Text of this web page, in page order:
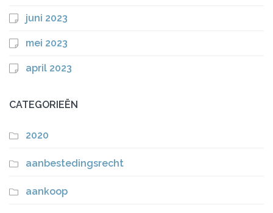
juni 2023
mei 2023
april 2023
CATEGORIEËN
2020
aanbestedingsrecht
aankoop